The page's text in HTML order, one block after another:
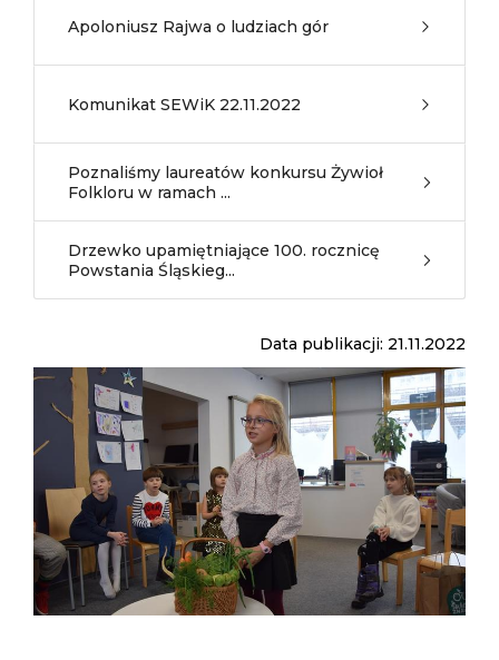
Apoloniusz Rajwa o ludziach gór
Komunikat SEWiK 22.11.2022
Poznaliśmy laureatów konkursu Żywioł
Folkloru w ramach ...
Drzewko upamiętniające 100. rocznicę
Powstania Śląskieg...
Data publikacji: 21.11.2022